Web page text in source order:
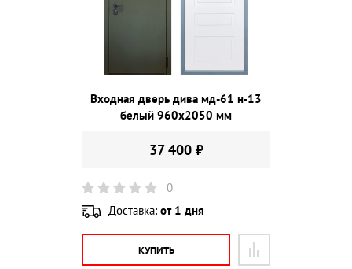
Входная дверь дива мд-61 н-13
белый 960х2050 мм
37 400 ₽
0
Доставка: от 1 дня
КУПИТЬ